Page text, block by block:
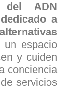
del ADN
a
espacio
y cuiden
conciencia
servicios